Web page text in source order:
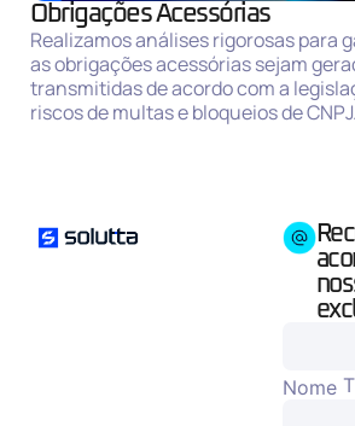
Obrigações Acessórias
Realizamos análises rigorosas para
as obrigações acessórias sejam
transmitidas de acordo com a
riscos de multas e bloqueios de CNPJ.
Nome